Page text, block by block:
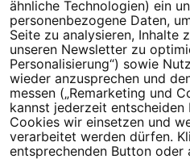
Mehr zum Thema
Blog
Mehr lesen
ähnliche Technologien) ein
personenbezogene Daten,
Seite zu analysieren, Inhalte
unseren Newsletter zu
Personalisierung“) sowie
wieder anzusprechen und
messen („Remarketing und
kannst jederzeit
Cookies wir einsetzen und
verarbeitet werden dürfen.
entsprechenden Button oder